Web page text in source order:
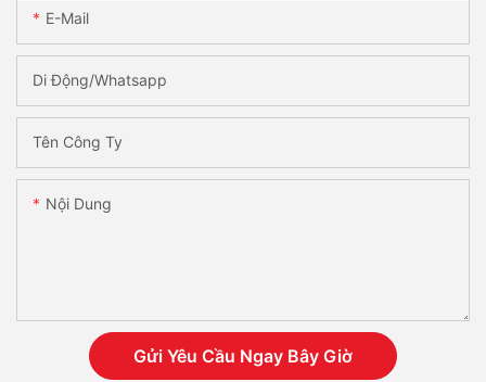
E-Mail
Di Động/Whatsapp
Tên Công Ty
Nội Dung
Gửi Yêu Cầu Ngay Bây Giờ